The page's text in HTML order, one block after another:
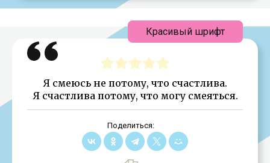
Я смеюсь не потому, что счастлива.
Я счастлива потому, что могу смеяться.
Поделиться:
Красивый шрифт